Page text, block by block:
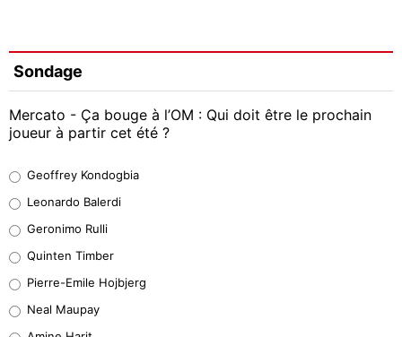
Sondage
Mercato - Ça bouge à l’OM : Qui doit être le prochain
joueur à partir cet été ?
38%
32%
5%
Geoffrey Kondogbia
Leonardo Balerdi
Geronimo Rulli
Quinten Timber
Pierre-Emile Hojbjerg
Neal Maupay